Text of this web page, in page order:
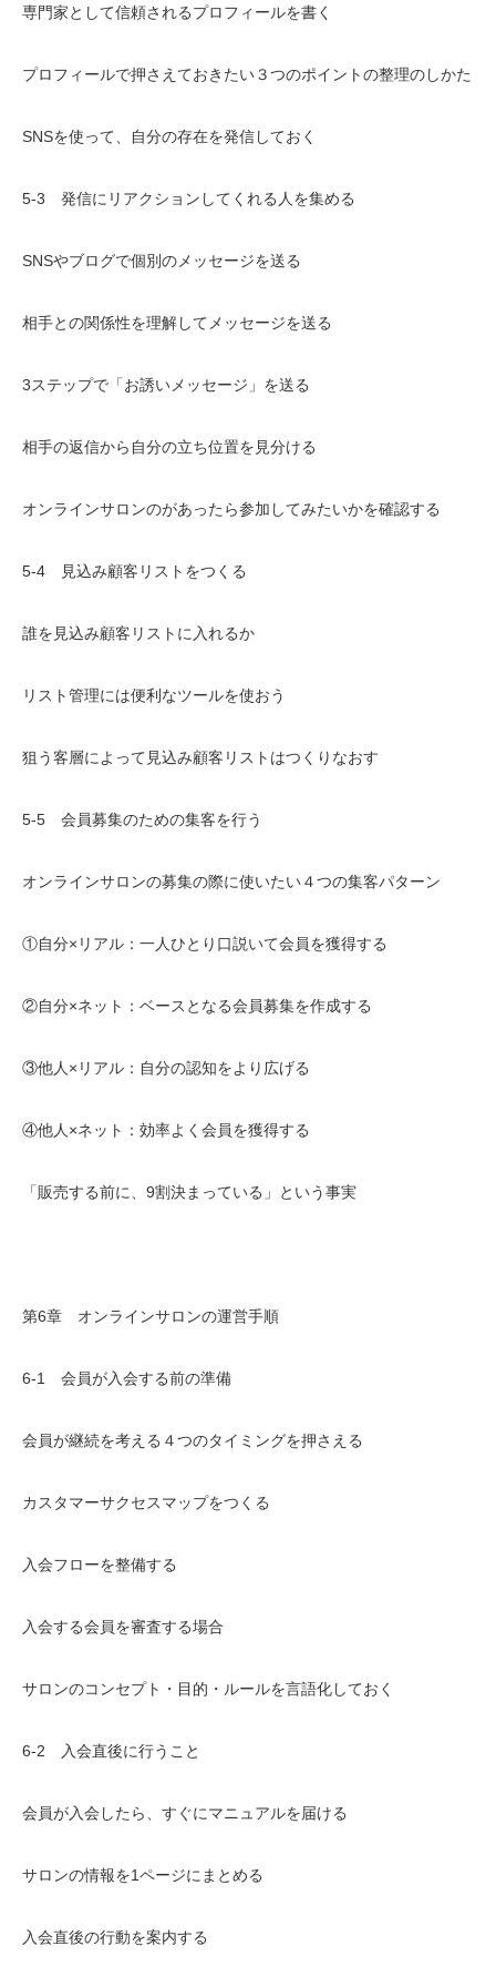
専門家として信頼されるプロフィールを書く
プロフィールで押さえておきたい３つのポイントの整理のしかた
SNSを使って、自分の存在を発信しておく
5-3 発信にリアクションしてくれる人を集める
SNSやブログで個別のメッセージを送る
相手との関係性を理解してメッセージを送る
3ステップで「お誘いメッセージ」を送る
相手の返信から自分の立ち位置を見分ける
オンラインサロンのがあったら参加してみたいかを確認する
5-4 見込み顧客リストをつくる
誰を見込み顧客リストに入れるか
リスト管理には便利なツールを使おう
狙う客層によって見込み顧客リストはつくりなおす
5-5 会員募集のための集客を行う
オンラインサロンの募集の際に使いたい４つの集客パターン
①自分×リアル：一人ひとり口説いて会員を獲得する
②自分×ネット：ベースとなる会員募集を作成する
③他人×リアル：自分の認知をより広げる
④他人×ネット：効率よく会員を獲得する
「販売する前に、9割決まっている」という事実
第6章 オンラインサロンの運営手順
6-1 会員が入会する前の準備
会員が継続を考える４つのタイミングを押さえる
カスタマーサクセスマップをつくる
入会フローを整備する
入会する会員を審査する場合
サロンのコンセプト・目的・ルールを言語化しておく
6-2 入会直後に行うこと
会員が入会したら、すぐにマニュアルを届ける
サロンの情報を1ページにまとめる
入会直後の行動を案内する